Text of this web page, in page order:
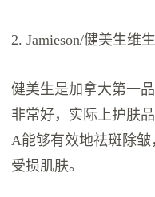
2. Jamieson/健美生维
健美生是加拿大第一
非常好，实际上护肤
A能够有效地祛斑除
受损肌肤。